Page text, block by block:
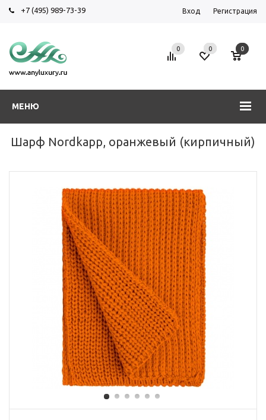
+7 (495) 989-73-39 Вход Регистрация
МЕНЮ
0 0 0
Шарф Nordkapp, оранжевый (кирпичный)